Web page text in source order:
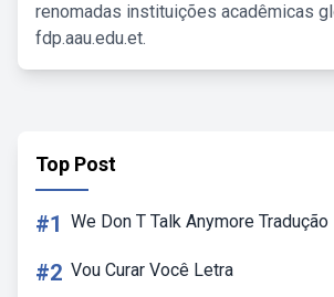
renomadas instituições acadêmicas
fdp.aau.edu.et.
Top Post
#1 We Don T Talk Anymore Tradução
#2 Vou Curar Você Letra